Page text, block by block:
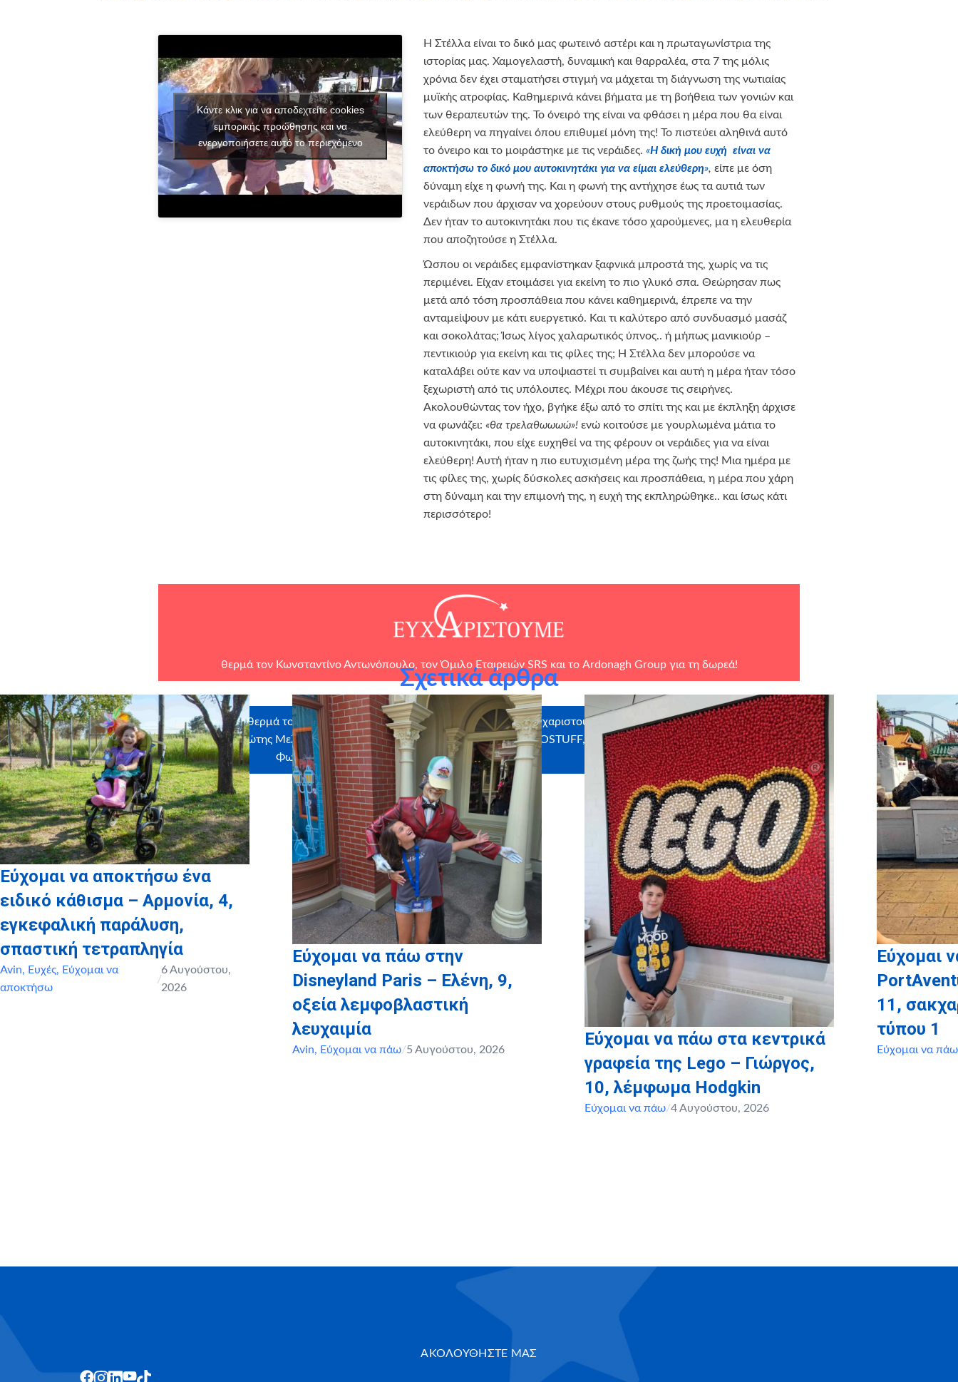
Κάντε κλικ για να αποδεχτείτε cookies
εμπορικής προώθησης και να
ενεργοποιήσετε αυτό το περιεχόμενο
Η Στέλλα είναι το δικό μας φωτεινό αστέρι και η πρωταγωνίστρια της
ιστορίας μας. Χαμογελαστή, δυναμική και θαρραλέα, στα 7 της μόλις
χρόνια δεν έχει σταματήσει στιγμή να μάχεται τη διάγνωση της νωτιαίας
μυϊκής ατροφίας. Καθημερινά κάνει βήματα με τη βοήθεια των γονιών και
των θεραπευτών της. Το όνειρό της είναι να φθάσει η μέρα που θα είναι
ελεύθερη να πηγαίνει όπου επιθυμεί μόνη της! Το πιστεύει αληθινά αυτό
το όνειρο και το μοιράστηκε με τις νεράιδες. «Η δική μου ευχή είναι να
αποκτήσω το δικό μου αυτοκινητάκι για να είμαι ελεύθερη», είπε με όση
δύναμη είχε η φωνή της. Και η φωνή της αντήχησε έως τα αυτιά των
νεράιδων που άρχισαν να χορεύουν στους ρυθμούς της προετοιμασίας.
Δεν ήταν το αυτοκινητάκι που τις έκανε τόσο χαρούμενες, μα η ελευθερία
που αποζητούσε η Στέλλα.
Ώσπου οι νεράιδες εμφανίστηκαν ξαφνικά μπροστά της, χωρίς να τις
περιμένει. Είχαν ετοιμάσει για εκείνη το πιο γλυκό σπα. Θεώρησαν πως
μετά από τόση προσπάθεια που κάνει καθημερινά, έπρεπε να την
ανταμείψουν με κάτι ευεργετικό. Και τι καλύτερο από συνδυασμό μασάζ
και σοκολάτας; Ίσως λίγος χαλαρωτικός ύπνος.. ή μήπως μανικιούρ –
πεντικιούρ για εκείνη και τις φίλες της; Η Στέλλα δεν μπορούσε να
καταλάβει ούτε καν να υποψιαστεί τι συμβαίνει και αυτή η μέρα ήταν τόσο
ξεχωριστή από τις υπόλοιπες. Μέχρι που άκουσε τις σειρήνες.
Ακολουθώντας τον ήχο, βγήκε έξω από το σπίτι της και με έκπληξη άρχισε
να φωνάζει: «θα τρελαθωωωώ»! ενώ κοιτούσε με γουρλωμένα μάτια το
αυτοκινητάκι, που είχε ευχηθεί να της φέρουν οι νεράιδες για να είναι
ελεύθερη! Αυτή ήταν η πιο ευτυχισμένη μέρα της ζωής της! Μια ημέρα με
τις φίλες της, χωρίς δύσκολες ασκήσεις και προσπάθεια, η μέρα που χάρη
στη δύναμη και την επιμονή της, η ευχή της εκπληρώθηκε.. και ίσως κάτι
περισσότερο!
θερμά τον Κωνσταντίνο Αντωνόπουλο, τονΌμιλο Εταιρειών SRS και το Ardonagh Groupγια τη δωρεά!
Ευχαριστούμε θερμά τους εθελοντές που έλαβαν μέρος
στην ευχή: Φώτης Μελαμπιώτης, Κατερίνα Χναράκη,
Φωτεινή Λιάπη
Ευχαριστούμε θερμά τους χορηγούς σε είδος:
MOTOSTUFF, 3D CARBON, ΚΡΗΤΙΚΟΣ ΦΟΥΡΝΟΣ
ΓΕΥΣΕΙΣ, MYIKONA
Σχετικά άρθρα
Εύχομαι να αποκτήσω ένα
ειδικό κάθισμα – Αρμονία, 4,
εγκεφαλική παράλυση,
σπαστική τετραπληγία
Avin, Ευχές, Εύχομαι να
αποκτήσω
/
6 Αυγούστου,
2026
Εύχομαι να πάω στην
Disneyland Paris – Ελένη, 9,
οξεία λεμφοβλαστική
λευχαιμία
Avin, Εύχομαι να πάω/5 Αυγούστου, 2026
Εύχομαι να πάω στα κεντρικά
γραφεία της Lego – Γιώργος,
10, λέμφωμα Hodgkin
Εύχομαι να πάω/4 Αυγούστου, 2026
Εύχομαι
11,
τύπου 1
Εύχομαι να πάω
ΑΚΟΛΟΥΘΗΣΤΕ ΜΑΣ